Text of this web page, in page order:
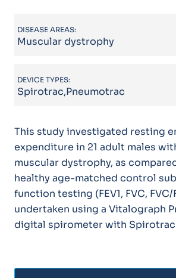
DISEASE AREAS:
Muscular dystrophy
DEVICE TYPES:
Spirotrac,Pneumotrac
This study investigated resting
expenditure in 21 adult males
muscular dystrophy, as
healthy age-matched control
function testing (FEV1, FVC, FVC/
undertaken using a Vitalograph
digital spirometer with